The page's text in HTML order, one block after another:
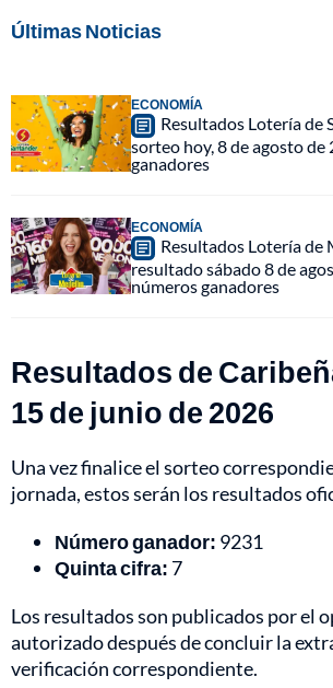
Últimas Noticias
ECONOMÍA
Resultados Lotería de
sorteo hoy, 8 de agosto
ganadores
ECONOMÍA
Resultados Lotería
resultado sábado 8 de
números ganadores
Resultados de
15 de junio de 2026
Una vez finalice el sorteo
jornada, estos serán los resultados
Número ganador: 9231
Quinta cifra: 7
Los resultados son publicados por el
autorizado después de concluir la
verificación correspondiente.